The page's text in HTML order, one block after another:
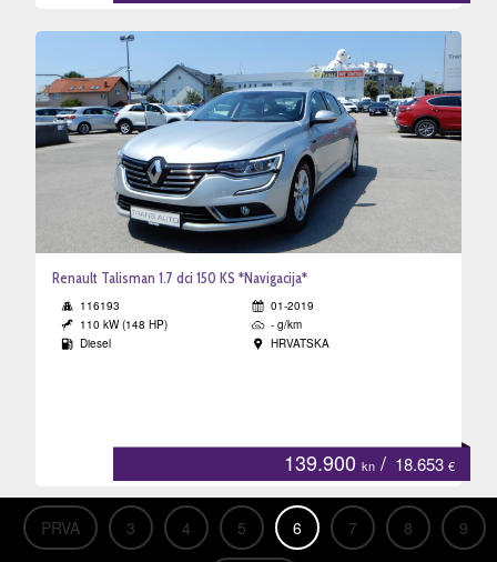
Renault Talisman 1.7 dci 150 KS *Navigacija*
116193
01-2019
110 kW (148 HP)
- g/km
Diesel
HRVATSKA
139.900 kn / 18.653 €
PRVA 3 4 5 6 7 8 9